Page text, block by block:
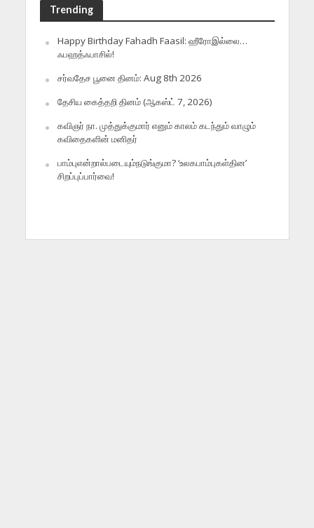
Trending
Happy Birthday Fahadh Faasil: ஹீரோஇல்லை…
ஃபஹத்ஃபாசில்!
சர்வதேச பூனை தினம்: Aug 8th 2026
தேசிய கைத்தறி தினம் (ஆகஸ்ட் 7, 2026)
கவிஞர் நா. முத்துக்குமார் எனும் காலம் கடந்தும் வாழும்
கவிதைகளின் மனிதர்
பாம்புஎன்றால்படையும்நடுங்குமா? ‘உலகபாம்புகள்தின’
சிறப்புப்பார்வை!